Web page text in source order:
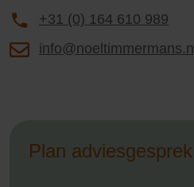
+31 (0) 164 610 989
info@noeltimmermans.nl
Plan adviesgesprek